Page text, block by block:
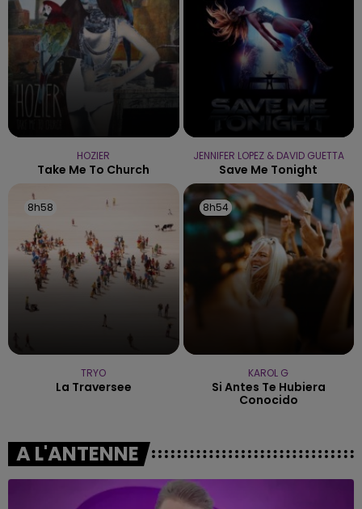
HOZIER
Take Me To Church
JENNIFER LOPEZ & DAVID GUETTA
Save Me Tonight
8h58
8h58
TRYO
La Traversee
8h54
8h54
KAROL G
Si Antes Te Hubiera
Conocido
A L'ANTENNE